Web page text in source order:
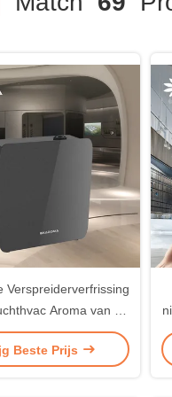
Verspreiderverfrissing
Aroma van de
Commerciële de
Beste Prijs